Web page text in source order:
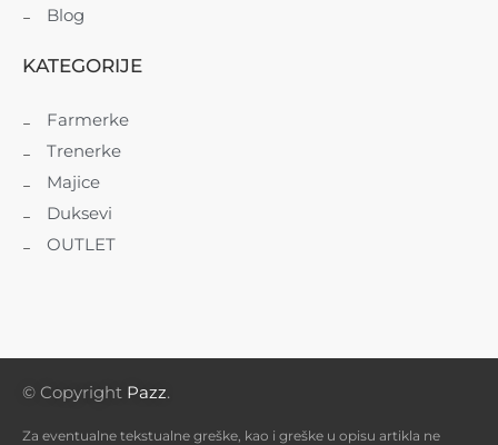
Blog
KATEGORIJE
Farmerke
Trenerke
Majice
Duksevi
OUTLET
© Copyright Pazz.
Za eventualne tekstualne greške, kao i greške u opisu artikla ne